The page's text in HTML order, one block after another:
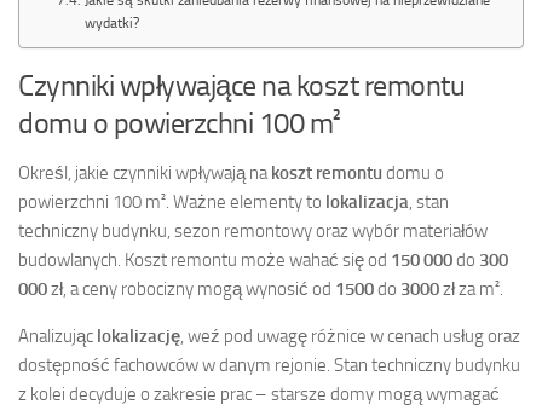
wydatki?
Czynniki wpływające na koszt remontu
domu o powierzchni 100 m²
Określ, jakie czynniki wpływają na koszt remontudomu o
powierzchni 100 m². Ważne elementy to lokalizacja , stan
techniczny budynku, sezon remontowy oraz wybór materiałów
budowlanych. Koszt remontu może wahać się od 150 000do 300
000zł, a ceny robocizny mogą wynosić od 1500do 3000zł za m².
Analizując lokalizację , weź pod uwagę różnice w cenach usług oraz
dostępność fachowców w danym rejonie. Stan techniczny budynku
z kolei decyduje o zakresie prac – starsze domy mogą wymagać